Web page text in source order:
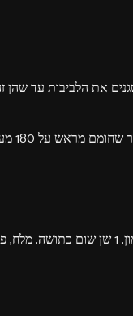
את הלביבות עד שהן
מעלות במשך 4-5 דק׳.